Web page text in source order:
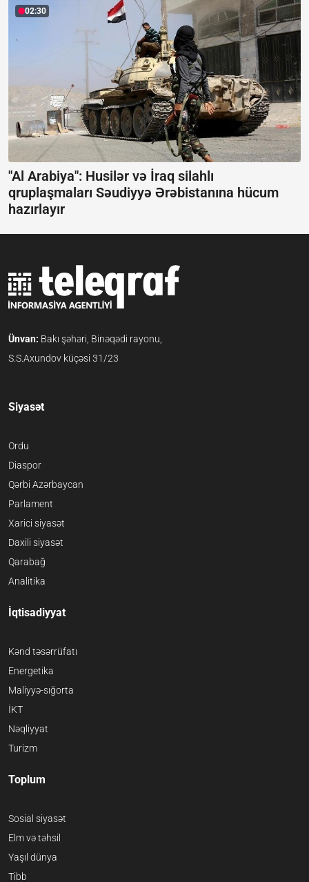
02:30
"Al Arabiya": Husilər və İraq silahlı
qruplaşmaları Səudiyyə Ərəbistanına hücum
hazırlayır
Ünvan: Bakı şəhəri, Binəqədi rayonu,
S.S.Axundov küçəsi 31/23
Siyasət
Ordu
Diaspor
Qərbi Azərbaycan
Parlament
Xarici siyasət
Daxili siyasət
Qarabağ
Analitika
İqtisadiyyat
Kənd təsərrüfatı
Energetika
Maliyyə-sığorta
İKT
Nəqliyyat
Turizm
Toplum
Sosial siyasət
Elm və təhsil
Yaşıl dünya
Tibb